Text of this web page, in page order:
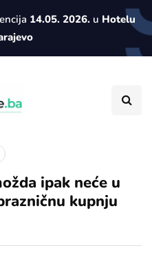
14.05. 2026.u Hotelu
ipak neće u
kupnju